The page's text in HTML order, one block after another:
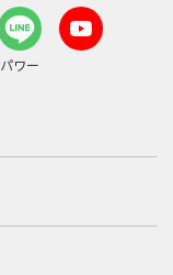
パワー